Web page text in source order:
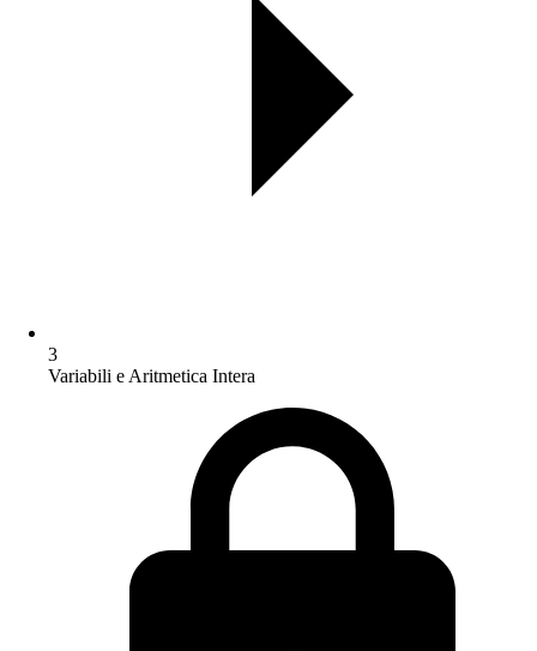
3
Variabili e Aritmetica Intera